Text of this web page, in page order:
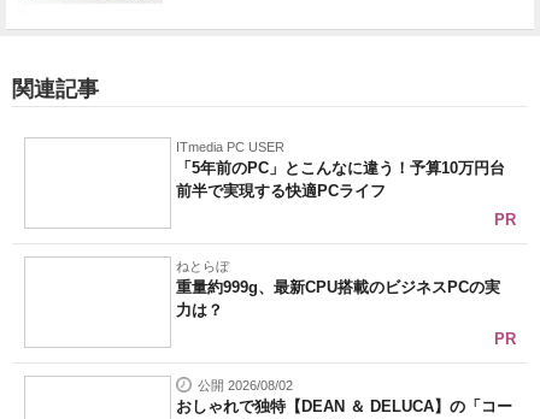
関連記事
ITmedia PC USER
「5年前のPC」とこんなに違う！予算10万円台
前半で実現する快適PCライフ
PR
ねとらぼ
重量約999g、最新CPU搭載のビジネスPCの実
力は？
PR
公開 2026/08/02
おしゃれで独特【DEAN ＆ DELUCA】の「コー